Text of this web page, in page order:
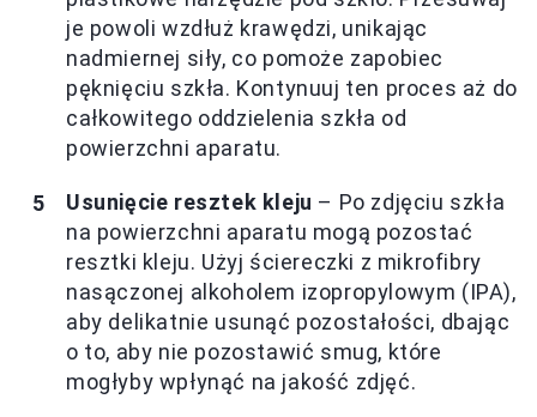
je powoli wzdłuż krawędzi, unikając
nadmiernej siły, co pomoże zapobiec
pęknięciu szkła. Kontynuuj ten proces aż do
całkowitego oddzielenia szkła od
powierzchni aparatu.
Usunięcie resztek kleju – Po zdjęciu szkła
na powierzchni aparatu mogą pozostać
resztki kleju. Użyj ściereczki z mikrofibry
nasączonej alkoholem izopropylowym (IPA),
aby delikatnie usunąć pozostałości, dbając
o to, aby nie pozostawić smug, które
mogłyby wpłynąć na jakość zdjęć.